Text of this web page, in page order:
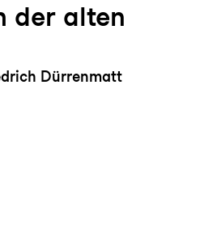
der alten
Dürrenmatt